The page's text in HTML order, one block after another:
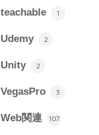
teachable 1
Udemy 2
Unity 2
VegasPro 3
Web関連 107